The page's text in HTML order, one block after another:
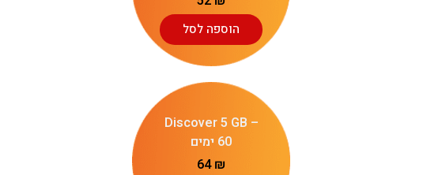
הוספה לסל
Discover 5 GB –
60 ימים
64₪